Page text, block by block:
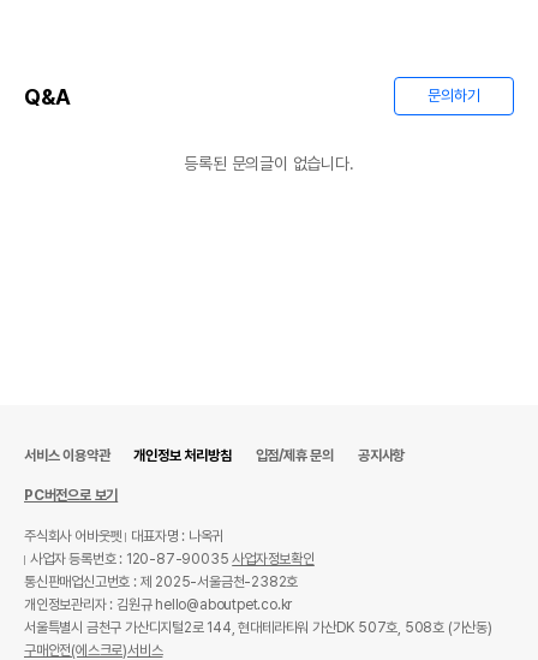
Q&A 문의하기
등록된 문의글이 없습니다.
서비스 이용약관 개인정보 처리방침 입점/제휴 문의 공지사항
PC버전으로 보기
주식회사 어바웃펫
대표자명 : 나옥귀
사업자 등록번호 : 120-87-90035사업자정보확인
통신판매업신고번호 : 제 2025-서울금천-2382호
개인정보관리자 : 김원규 hello@aboutpet.co.kr
서울특별시 금천구 가산디지털2로 144, 현대테라타워 가산DK 507호, 508호 (가산동)
구매안전(에스크로)서비스